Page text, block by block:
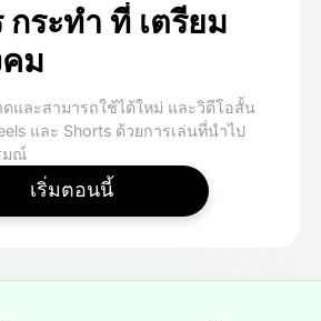
ระทํา ที่ เตรียม
ม
และสามารถใช้ได้ใหม่ และวิดีโอสั้น
และ Shorts ด้วยการเล่นที่นําไป
มณ์
เริ่มตอนนี้